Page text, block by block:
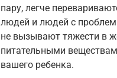
пару, легче
людей и людей с
не вызывают тяжести в
питательными
вашего ребенка.